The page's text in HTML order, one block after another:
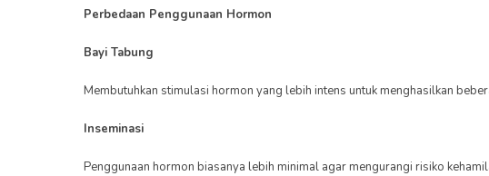
Perbedaan Penggunaan Hormon
Bayi Tabung
Membutuhkan stimulasi hormon yang lebih intens untuk menghasilkan
Inseminasi
Penggunaan hormon biasanya lebih minimal agar mengurangi risiko